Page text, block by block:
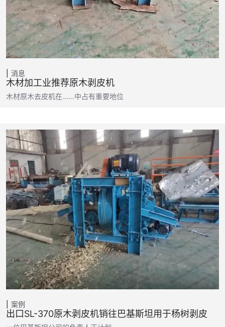
消息
木材加工业推荐原木剥皮机
木材原木去皮机在……中占有重要地位
案例
出口SL-370原木剥皮机销往巴基斯坦用于杨树剥皮